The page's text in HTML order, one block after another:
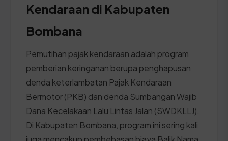
Kendaraan di Kabupaten
Bombana
Pemutihan pajak kendaraan adalah program
pemberian keringanan berupa penghapusan
denda keterlambatan Pajak Kendaraan
Bermotor (PKB) dan denda Sumbangan Wajib
Dana Kecelakaan Lalu Lintas Jalan (SWDKLLJ).
Di Kabupaten Bombana, program ini sering kali